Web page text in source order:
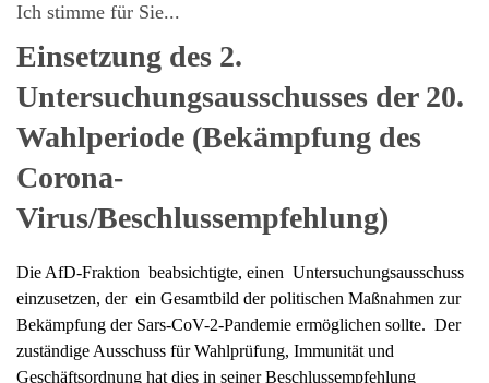
Ich stimme für Sie...
Einsetzung des 2.
Untersuchungsausschusses der 20.
Wahlperiode (Bekämpfung des
Corona-
Virus/Beschlussempfehlung)
Die AfD-Fraktion beabsichtigte, einen Untersuchungsausschuss
einzusetzen, der ein Gesamtbild der politischen Maßnahmen zur
Bekämpfung der Sars-CoV-2-Pandemie ermöglichen sollte. Der
zuständige Ausschuss für Wahlprüfung, Immunität und
Geschäftsordnung hat dies in seiner Beschlussempfehlung